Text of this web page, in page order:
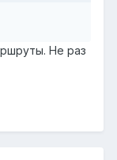
Не раз